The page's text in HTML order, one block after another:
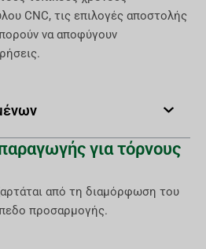
CNC, τις επιλογές αποστολής
να αποφύγουν
για τόρνους
από τη διαμόρφωση του
προσαρμογής.